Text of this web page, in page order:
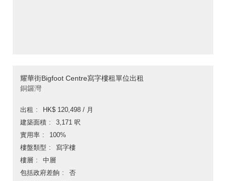
耀華街Bigfoot Centre寫字樓租單位出租
銅鑼灣
出租
HK$ 120,498 / 月
建築面積
3,171 呎
實用率
100%
樓盤類型
寫字樓
樓層
中層
包括政府差餉
否